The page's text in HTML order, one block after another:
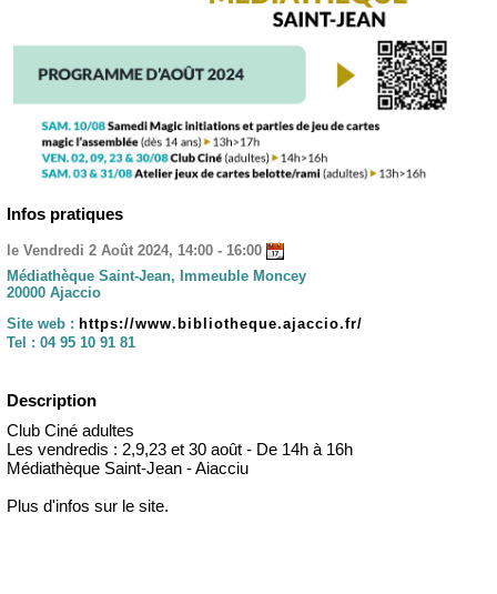
Infos pratiques
le Vendredi 2 Août 2024, 14:00 - 16:00
Médiathèque Saint-Jean, Immeuble Moncey
20000 Ajaccio
Site web : https://www.bibliotheque.ajaccio.fr/
Tel : 04 95 10 91 81
Description
Club Ciné adultes
Les vendredis : 2,9,23 et 30 août - De 14h à 16h
Médiathèque Saint-Jean - Aiacciu
Plus d'infos sur le site.